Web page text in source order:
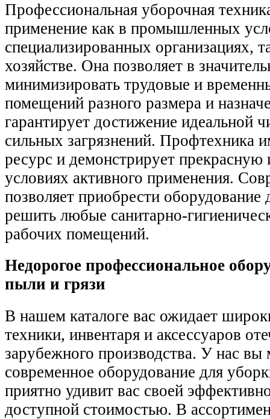
Профессиональная уборочная
применение как в промышленных
специализированных организациях,
хозяйстве. Она позволяет в
минимизировать трудовые и
помещений разного размера и
гарантирует достижение идеальной
сильных загрязнений. Профтехника
ресурс и демонстрирует прекрасную
условиях активного применения.
позволяет приобрести оборудование
решить любые санитарно-
рабочих помещений.
Недорогое профессиональное
пыли и грязи
В нашем каталоге вас ожидает
техники, инвентаря и аксессуаров
зарубежного производства. У нас вы
современное оборудование для
приятно удивит вас своей
доступной стоимостью. В